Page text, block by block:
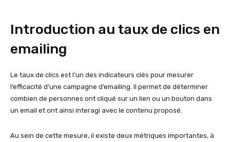
Introduction au taux de clics en
emailing
Le taux de clics est l’un des indicateurs clés pour mesurer
l’efficacité d’une campagne d’emailing. Il permet de déterminer
combien de personnes ont cliqué sur un lien ou un bouton dans
un email et ont ainsi interagi avec le contenu proposé.
Au sein de cette mesure, il existe deux métriques importantes, à